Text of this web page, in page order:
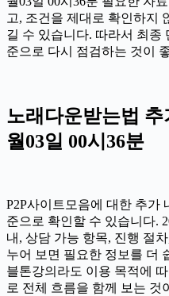
고, 조건을 제대로 확인하지
길 수 있습니다. 따라서 최종
준으로 다시 점검하는 것이
노래다운받는법 추
월03일 00시36분
P2P사이트모음에 대한 추가
준으로 확인할 수 있습니다.
내, 상담 가능 항목, 진행 절
누어 보면 필요한 정보를 더
블톤강의라도 이용 목적에
로 전체 흐름을 함께 보는 것